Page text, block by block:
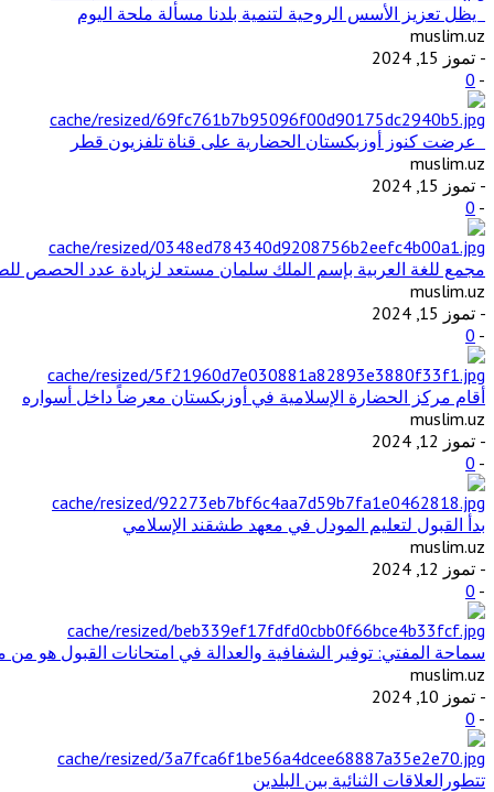
يظل تعزيز الأسس الروحية لتنمية بلدنا مسألة ملحة اليوم
muslim.uz
- تموز 15, 2024
-
0
عرضت كنوز أوزبكستان الحضارية على قناة تلفزيون قطر
muslim.uz
- تموز 15, 2024
-
0
مجمع للغة العربية بإسم الملك سلمان مستعد لزيادة عدد الحصص
muslim.uz
- تموز 15, 2024
-
0
أقام مركز الحضارة الإسلامية في أوزبكستان معرضاً داخل أسواره
muslim.uz
- تموز 12, 2024
-
0
بدأ القبول لتعليم المودل في معهد طشقند الإسلامي
muslim.uz
- تموز 12, 2024
-
0
سماحة المفتي: توفير الشفافية والعدالة في امتحانات القبول هو من
muslim.uz
- تموز 10, 2024
-
0
تتطورالعلاقات الثنائية بين البلدين